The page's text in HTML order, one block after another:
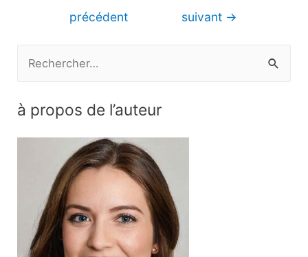
précédent
suivant →
h
à propos de l’auteur